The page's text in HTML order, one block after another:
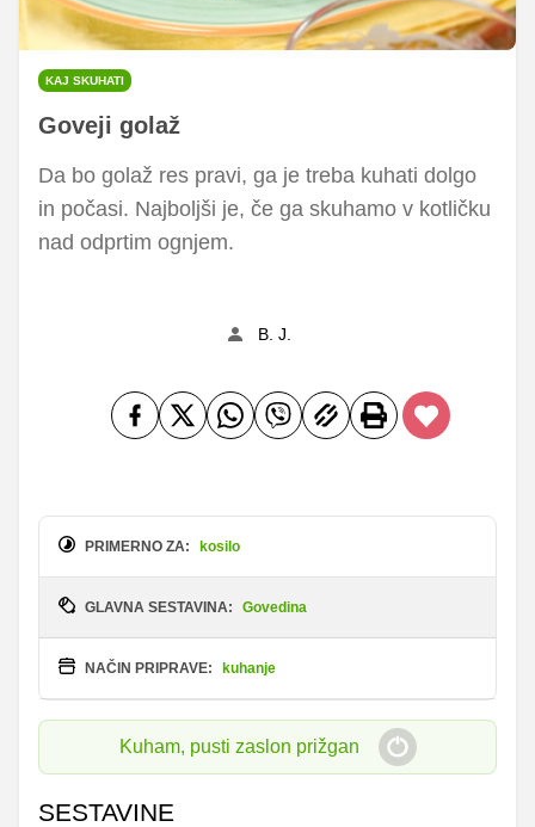
KAJ SKUHATI
Goveji golaž
Da bo golaž res pravi, ga je treba kuhati dolgo
in počasi. Najboljši je, če ga skuhamo v kotličku
nad odprtim ognjem.
B. J.
PRIMERNO ZA: kosilo
GLAVNA SESTAVINA: Govedina
NAČIN PRIPRAVE: kuhanje
Kuham, pusti zaslon prižgan
SESTAVINE